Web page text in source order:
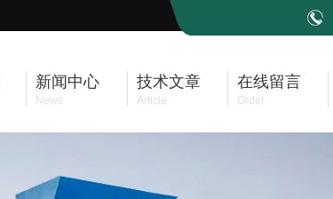
新闻中心
News
技术文章
Article
在线留言
Order